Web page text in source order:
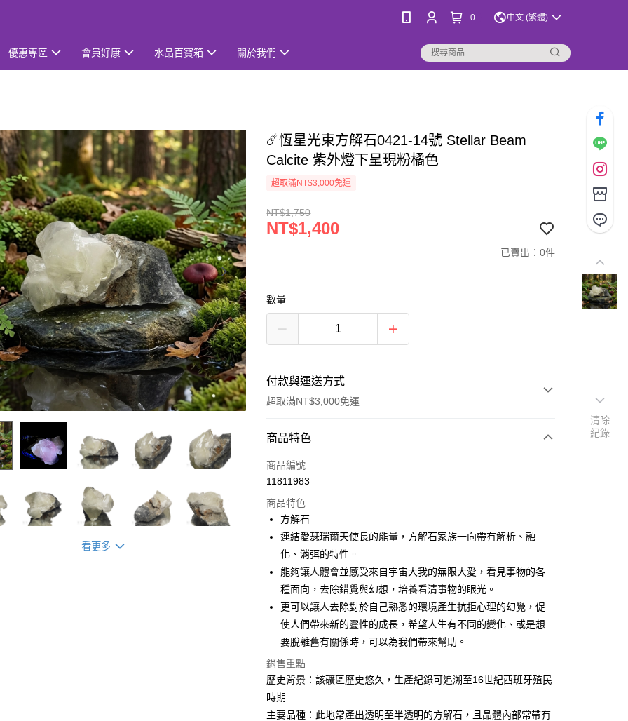
0 中文 (繁體)
優惠專區 會員好康 水晶百寶箱 關於我們
看更多
☄️恆星光束方解石0421-14號 Stellar Beam
Calcite 紫外燈下呈現粉橘色
超取滿NT$3,000免運
NT$1,750
NT$1,400
已賣出：0件
數量
付款與運送方式
超取滿NT$3,000免運
付款方式
信用卡一次付款
LINE Pay
Apple Pay
街口支付
悠遊付
ATM付款
運送方式
全家取貨付款
每筆NT$80，滿NT$3,000(含以上)免運費
商品特色
商品編號
11811983
商品特色
方解石
連結愛瑟瑞爾天使長的能量，方解石家族一向帶有解析、融
化、消弭的特性。
能夠讓人體會並感受來自宇宙大我的無限大愛，看見事物的各
種面向，去除錯覺與幻想，培養看清事物的眼光。
更可以讓人去除對於自己熟悉的環境產生抗拒心理的幻覺，促
使人們帶來新的靈性的成長，希望人生有不同的變化、或是想
要脫離舊有關係時，可以為我們帶來幫助。
銷售重點
歷史背景：該礦區歷史悠久，生產紀錄可追溯至16世紀西班牙殖民
時期
主要品種：此地常產出透明至半透明的方解石，且晶體內部常帶有
清除
紀錄